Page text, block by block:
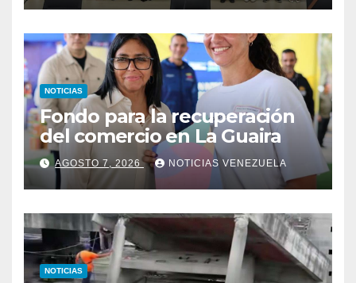
avances alcanzado
NOTICIAS
Fondo para la recuperación
del comercio en La Guaira
AGOSTO 7, 2026 NOTICIAS VENEZUELA
NOTICIAS